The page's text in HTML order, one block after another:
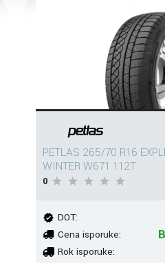
PETLAS 265/70 R16
WINTER W671 112T
0
DOT:
Cena isporuke:
Rok isporuke: